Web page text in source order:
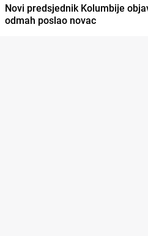
Novi predsjednik Kolumbije
odmah poslao novac